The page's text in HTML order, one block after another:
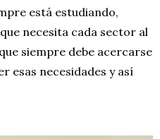
está estudiando,
necesita cada sector al
siempre debe acercarse
esas necesidades y así